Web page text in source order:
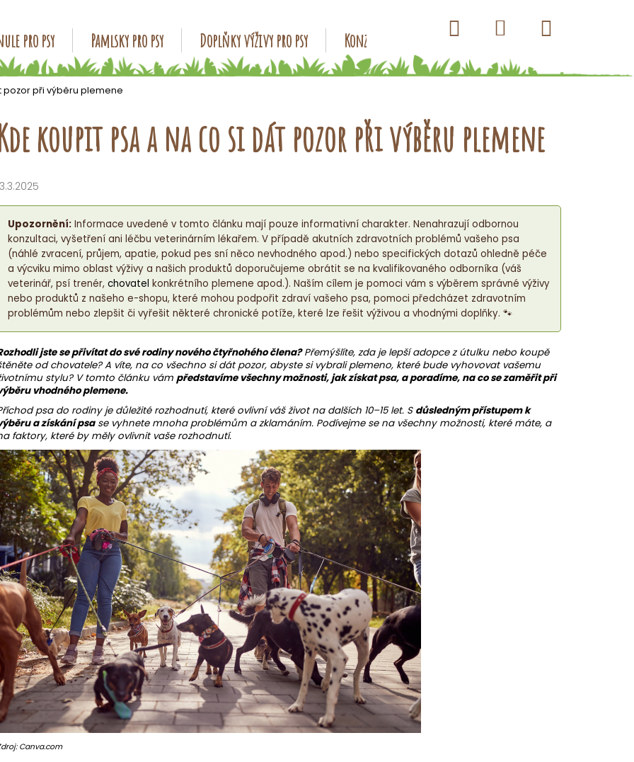
pro psy Pamlsky pro psy Doplňky výživy pro psy Konzervy pro psy Kapsičky pro psy
Hledat Přihlášení
košík
pozor při výběru plemene
koupit psa a na co si dát pozor při výběru plemene
Upozornění: Informace uvedené v tomto článku mají pouze informativní charakter. Nenahrazují odbornou
konzultaci, vyšetření ani léčbu veterinárním lékařem. V případě akutních zdravotních problémů vašeho psa
(náhlé zvracení, průjem, apatie, pokud pes sní něco nevhodného apod.) nebo specifických dotazů ohledně péče
a výcviku mimo oblast výživy a našich produktů doporučujeme obrátit se na kvalifikovaného odborníka (váš
veterinář, psí trenér, chovatel konkrétního plemene apod.). Naším cílem je pomoci vám s výběrem správné výživy
nebo produktů z našeho e-shopu, které mohou podpořit zdraví vašeho psa, pomoci předcházet zdravotním
problémům nebo zlepšit či vyřešit některé chronické potíže, které lze řešit výživou a vhodnými doplňky. 🐾
jste se přivítat do své rodiny nového čtyřnohého člena?Přemýšlíte, zda je lepší adopce z útulku nebo koupě
od chovatele? A víte, na co všechno si dát pozor, abyste si vybraliplemeno, které bude vyhovovat vašemu
stylu? V tomto článku vám představíme všechny možnosti, jak získat psa, a poradíme, na co se zaměřit při
vhodného plemene.
psa do rodiny je důležité rozhodnutí, které ovlivní váš život na dalších 10–15 let. S důsledným přístupem k
a získání psase vyhnete mnoha problémům a zklamáním. Podívejme se na všechny možnosti, které máte, a
faktory, které by měly ovlivnit vaše rozhodnutí.
Canva.com
Co potřebujete najít?
HLEDAT